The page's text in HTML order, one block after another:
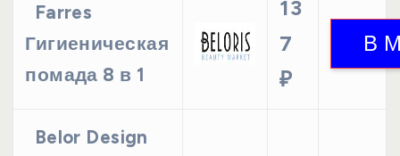
Farres
Гигиеническая
помада 8 в 1
13
7
₽
Belor Design